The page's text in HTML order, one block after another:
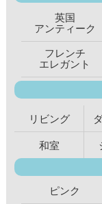
英国
アンティーク
フレンチ
エレガント
リビング
和室
ピンク